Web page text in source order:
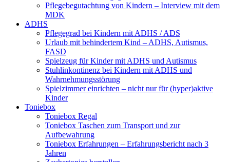
Pflegebegutachtung von Kindern – Interview mit dem
MDK
ADHS
Pflegegrad bei Kindern mit ADHS / ADS
Urlaub mit behindertem Kind – ADHS, Autismus,
FASD
Spielzeug für Kinder mit ADHS und Autismus
Stuhlinkontinenz bei Kindern mit ADHS und
Wahrnehmungsstörung
Spielzimmer einrichten – nicht nur für (hyper)aktive
Kinder
Toniebox
Toniebox Regal
Toniebox Taschen zum Transport und zur
Aufbewahrung
Toniebox Erfahrungen – Erfahrungsbericht nach 3
Jahren